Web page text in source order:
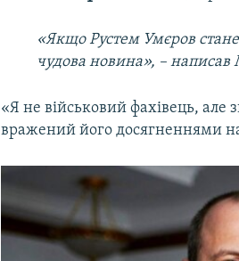
«Якщо Рустем Умєров
чудова новина», –
«Я не військовий фахівець, але
вражений його досягненнями